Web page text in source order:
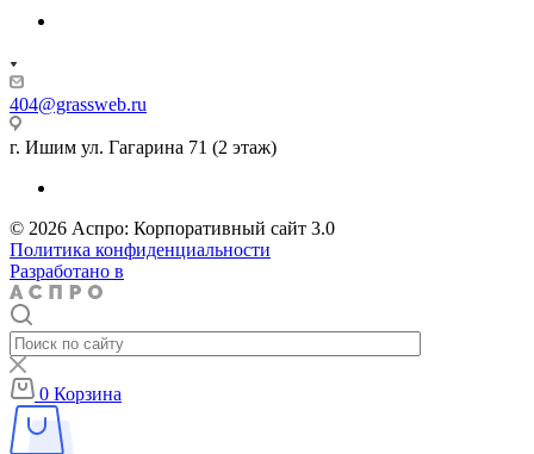
404@grassweb.ru
г. Ишим ул. Гагарина 71 (2 этаж)
© 2026 Аспро: Корпоративный сайт 3.0
Политика конфиденциальности
Разработано в
0 Корзина